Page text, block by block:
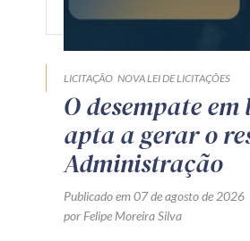
LICITAÇÃO NOVA LEI DE LICITAÇÕES
O desempate
apta a gerar o
Administração
Publicado em 07 de agosto de 2026
por Felipe Moreira Silva